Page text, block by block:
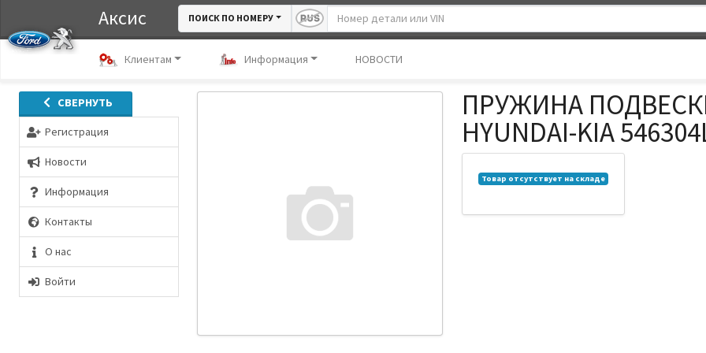
Аксис ПОИСК ПО НОМЕРУ
Клиентам Информация НОВОСТИ
СВЕРНУТЬ
Регистрация
Новости
Информация
Контакты
О нас
Войти
ПРУЖИНА
HYUNDAI-KIA
Товар отсутствует на складе